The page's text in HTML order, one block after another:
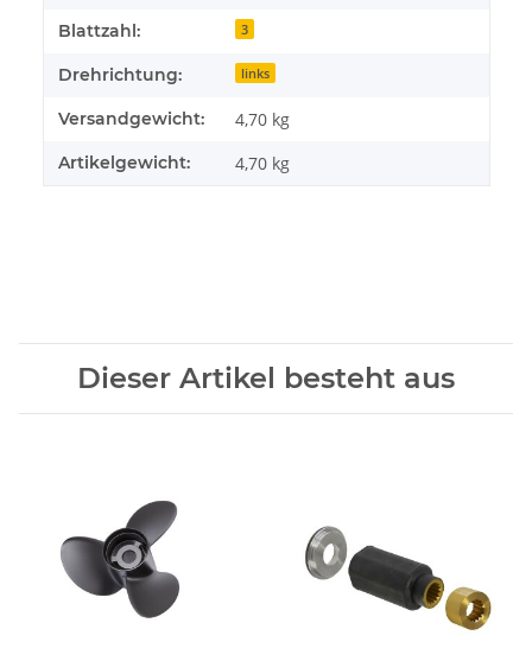
Blattzahl: 3
Drehrichtung: links
Versandgewicht: 4,70 kg
Artikelgewicht: 4,70 kg
Dieser Artikel besteht aus